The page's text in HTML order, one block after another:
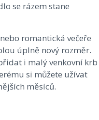
se rázem stane
romantická večeře
úplně nový rozměr.
i malý venkovní krb
si můžete užívat
měsíců.